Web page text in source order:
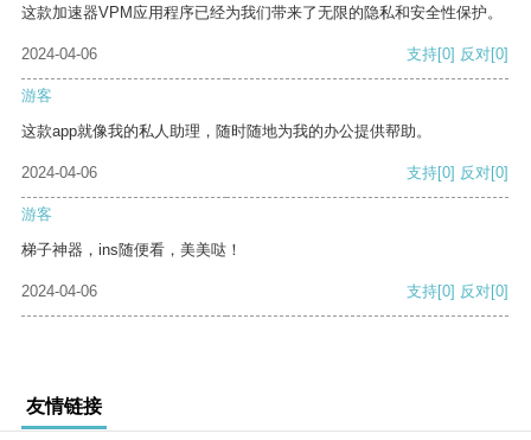
这款加速器VPM应用程序已经为我们带来了无限的隐私和安全性保护。
2024-04-06 支持[0] 反对[0]
游客
这款app就像我的私人助理，随时随地为我的办公提供帮助。
2024-04-06 支持[0] 反对[0]
游客
梯子神器，ins随便看，美美哒！
2024-04-06 支持[0] 反对[0]
友情链接